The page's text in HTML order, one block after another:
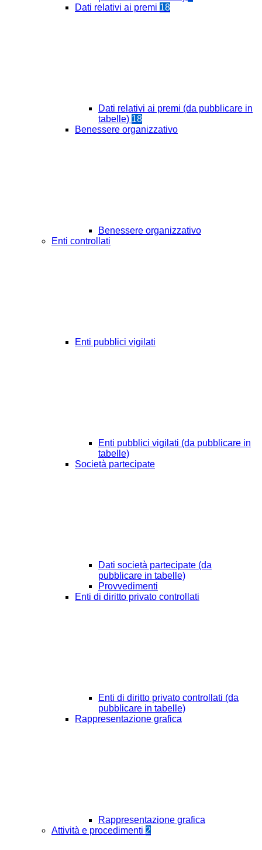
Dati relativi ai premi 18
Dati relativi ai premi (da pubblicare in
tabelle) 18
Benessere organizzativo
Benessere organizzativo
Enti controllati
Enti pubblici vigilati
Enti pubblici vigilati (da pubblicare in
tabelle)
Società partecipate
Dati società partecipate (da
pubblicare in tabelle)
Provvedimenti
Enti di diritto privato controllati
Enti di diritto privato controllati (da
pubblicare in tabelle)
Rappresentazione grafica
Rappresentazione grafica
Attività e procedimenti 2